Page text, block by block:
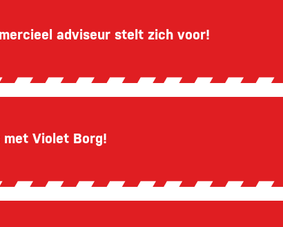
adviseur stelt zich voor!
met Violet Borg!